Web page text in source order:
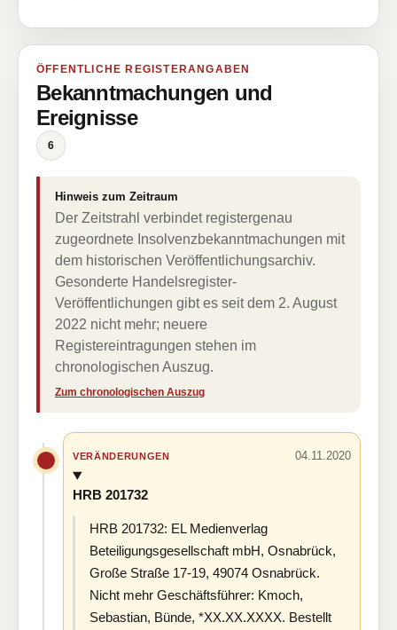
ÖFFENTLICHE REGISTERANGABEN
Bekanntmachungen und
Ereignisse
6
Hinweis zum Zeitraum
Der Zeitstrahl verbindet registergenau
zugeordnete Insolvenzbekanntmachungen mit
dem historischen Veröffentlichungsarchiv.
Gesonderte Handelsregister-
Veröffentlichungen gibt es seit dem 2. August
2022 nicht mehr; neuere
Registereintragungen stehen im
chronologischen Auszug.
Zum chronologischen Auszug
VERÄNDERUNGEN 04.11.2020
HRB 201732
HRB 201732: EL Medienverlag
Beteiligungsgesellschaft mbH, Osnabrück,
Große Straße 17-19, 49074 Osnabrück.
Nicht mehr Geschäftsführer: Kmoch,
Sebastian, Bünde, *XX.XX.XXXX. Bestellt